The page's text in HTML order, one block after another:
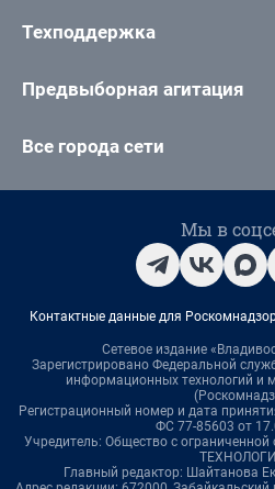
Техподдержка
Предвыборная агитация
Все города сети
Мы в
Контактные данные для
Сетевое издание
Зарегистрировано Федеральной
информационных технологий и
Регистрационный номер и дата
ФС 77-85603 от
Учредитель: Общество с
Главный редактор: Шайтанова